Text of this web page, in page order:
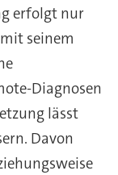
erfolgt nur
seinem
Diagnosen
lässt
Davon